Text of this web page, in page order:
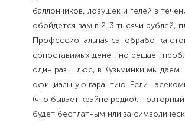
баллончиков, ловушек и гелей в
обойдется вам в 2-3 тысячи рублей,
Профессиональная санобработка
сопоставимых денег, но решает
один раз. Плюс, в Кузьминки мы даем
официальную гарантию. Если
(что бывает крайне редко),
будет бесплатным или за